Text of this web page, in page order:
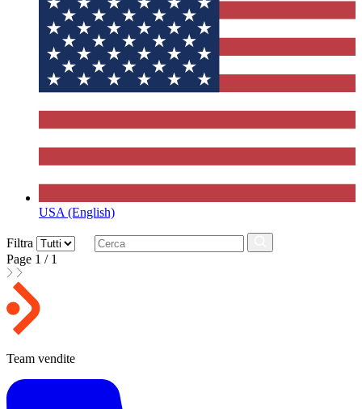
USA (English)
Filtra
Page 1 / 1
Team vendite